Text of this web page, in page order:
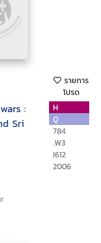
รายการ
โปรด
:
Sri
H
Q
784
.W3
I612
2006